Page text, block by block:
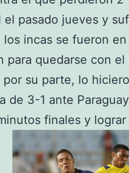
el pasado jueves y
incas se fueron
para quedarse con el
por su parte, lo
de 3-1 ante
finales y